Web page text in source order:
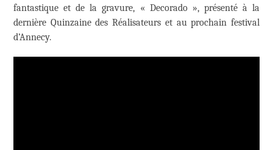
fantastique et de la gravure, « Decorado », présenté à la
dernière Quinzaine des Réalisateurs et au prochain festival
d’Annecy.